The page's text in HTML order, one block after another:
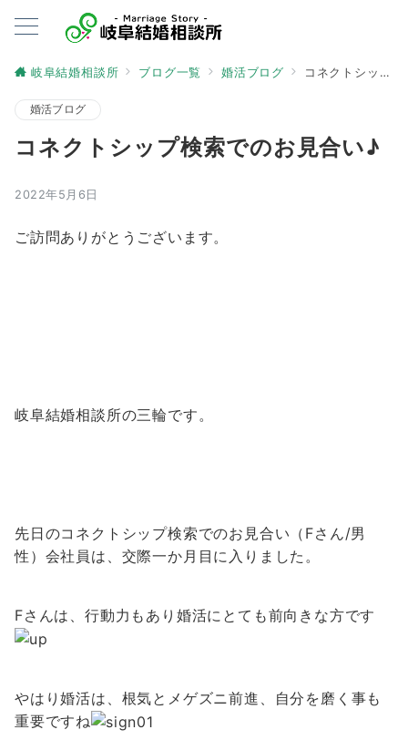
岐阜結婚相談所 ブログ一覧 婚活ブログ コネクトシップ検索でのお見合い♪
婚活ブログ
コネクトシップ検索でのお見合い♪
2022年5月6日
ご訪問ありがとうございます。
岐阜結婚相談所の三輪です。
先日のコネクトシップ検索でのお見合い（Fさん/男
性）会社員は、交際一か月目に入りました。
Fさんは、行動力もあり婚活にとても前向きな方です
やはり婚活は、根気とメゲズニ前進、自分を磨く事も
重要ですね